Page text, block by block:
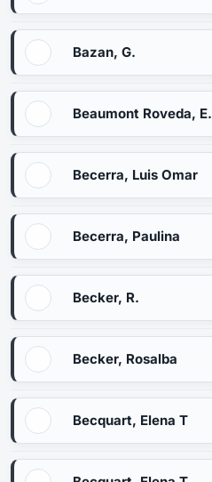
Bazan, G.
Beaumont Roveda, E.
Becerra, Luis Omar
Becerra, Paulina
Becker, R.
Becker, Rosalba
Becquart, Elena T